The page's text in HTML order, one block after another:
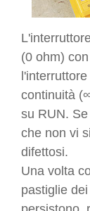
(0 ohm)
continuità
su RUN.
che non vi
difettosi.
Una volta
pastiglie